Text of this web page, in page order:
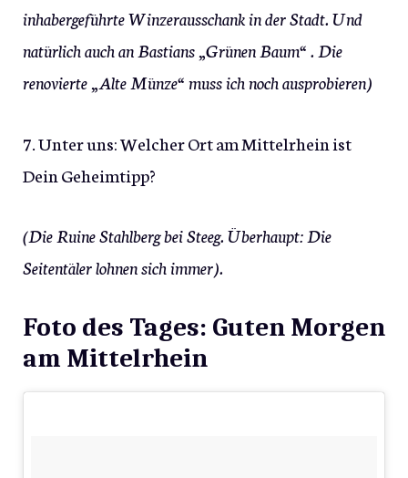
inhabergeführte Winzerausschank in der Stadt. Und
natürlich auch an Bastians „Grünen Baum“ . Die
renovierte „Alte Münze“ muss ich noch ausprobieren)
7. Unter uns: Welcher Ort am Mittelrhein ist
Dein Geheimtipp?
(Die Ruine Stahlberg bei Steeg. Überhaupt: Die
Seitentäler lohnen sich immer).
Foto des Tages: Guten Morgen
am Mittelrhein